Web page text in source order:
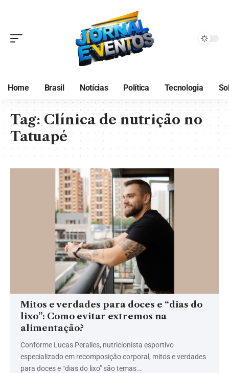
Home Brasil Notícias Política Tecnologia
Tag:Clínica de nutrição no
Tatuapé
Mitos e verdades para doces e “dias do
lixo”: Como evitar extremos na
alimentação?
Conforme Lucas Peralles, nutricionista esportivo
especializado em recomposição corporal, mitos e verdades
para doces e “dias do lixo" são temas…